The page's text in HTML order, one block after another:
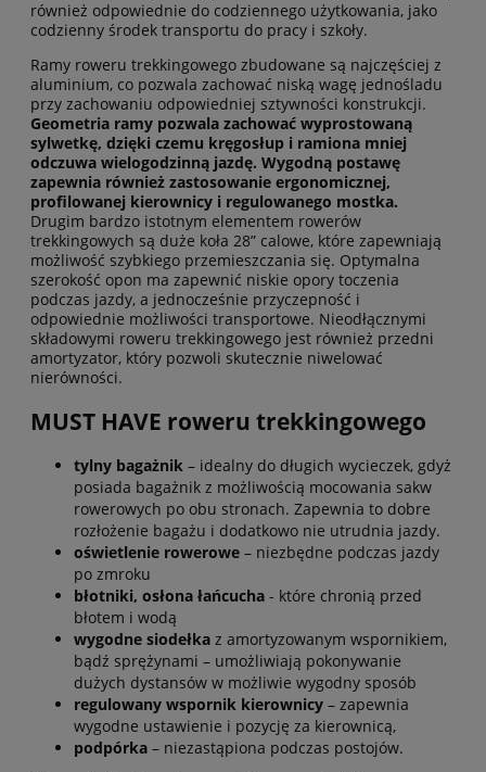
również odpowiednie do codziennego użytkowania, jako
codzienny środek transportu do pracy i szkoły.
Ramy roweru trekkingowego zbudowane są najczęściej z
aluminium, co pozwala zachować niską wagę jednośladu
przy zachowaniu odpowiedniej sztywności konstrukcji.
Geometria ramy pozwala zachować wyprostowaną
sylwetkę, dzięki czemu kręgosłup i ramiona mniej
odczuwa wielogodzinną jazdę. Wygodną postawę
zapewnia również zastosowanie ergonomicznej,
profilowanej kierownicy i regulowanego mostka.
Drugim bardzo istotnym elementem rowerów
trekkingowych są duże koła 28” calowe, które zapewniają
możliwość szybkiego przemieszczania się. Optymalna
szerokość opon ma zapewnić niskie opory toczenia
podczas jazdy, a jednocześnie przyczepność i
odpowiednie możliwości transportowe. Nieodłącznymi
składowymi roweru trekkingowego jest również przedni
amortyzator, który pozwoli skutecznie niwelować
nierówności.
MUST HAVE roweru trekkingowego
tylny bagażnik – idealny do długich wycieczek, gdyż
posiada bagażnik z możliwością mocowania sakw
rowerowych po obu stronach. Zapewnia to dobre
rozłożenie bagażu i dodatkowo nie utrudnia jazdy.
oświetlenie rowerowe – niezbędne podczas jazdy
po zmroku
błotniki, osłona łańcucha - które chronią przed
błotem i wodą
wygodne siodełka z amortyzowanym wspornikiem,
bądź sprężynami – umożliwiają pokonywanie
dużych dystansów w możliwie wygodny sposób
regulowany wspornik kierownicy – zapewnia
wygodne ustawienie i pozycję za kierownicą,
podpórka – niezastąpiona podczas postojów.